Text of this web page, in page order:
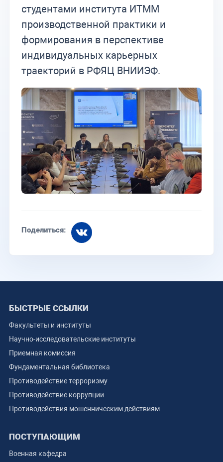
студентами института ИТММ
производственной практики и
формирования в перспективе
индивидуальных карьерных
траекторий в РФЯЦ ВНИИЭФ.
Поделиться:
БЫСТРЫЕ ССЫЛКИ
Факультеты и институты
Научно-исследовательские институты
Приемная комиссия
Фундаментальная библиотека
Противодействие терроризму
Противодействие коррупции
Противодействия мошенническим действиям
ПОСТУПАЮЩИМ
Военная кафедра